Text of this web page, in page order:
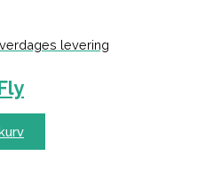
levering